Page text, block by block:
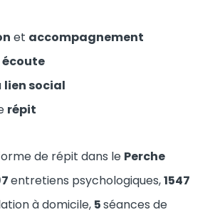
et accompagnement
écoute
lien social
répit
de répit dans le Perche
entretiens psychologiques,1547
à domicile, 5séances de